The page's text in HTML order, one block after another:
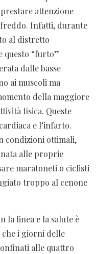
attenzione
Infatti, durante
al distretto
questo “furto”
dalle basse
ai muscoli ma
della maggiore
fisica. Queste
e l’infarto.
condizioni ottimali,
alle proprie
maratoneti o ciclisti
troppo al cenone
la linea e la salute è
i giorni delle
alle quattro